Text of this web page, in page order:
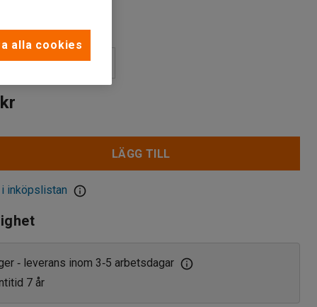
LÄGG TILL
inköpslistan
‑ leverans inom 3‑5 arbetsdagar
7 år
alla cookies